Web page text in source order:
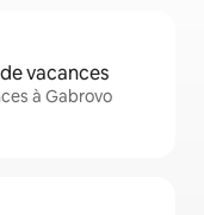
vacances
à Gabrovo